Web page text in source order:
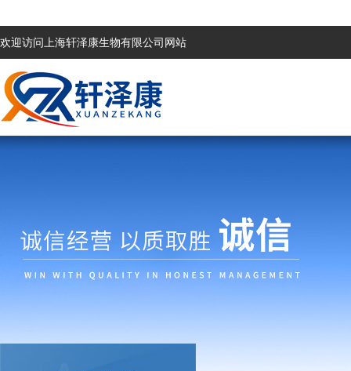
欢迎访问上海轩泽康生物有限公司网站